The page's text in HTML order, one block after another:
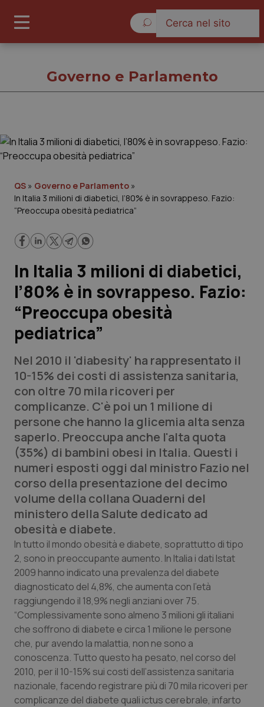
Governo e Parlamento
Regioni e Asl
Lavoro e Professioni
Scienza e Farmaci
Studi e Analisi
Lettere al direttore
Edizioni Regionali
QS Pro
Professionisti Sanitari.AI
Abruzzo
Basilicata
Calabria
Campania
Emilia-Romagna
Friuli Venezia Giulia
Lazio
Liguria
QS Pro Gold
Artrite & artrosi
Asma & BPCO
Car-T
Colesterolo & coronaropatie
Dermatite Atopica
Diabete & glucometri
Disturbi dell’umore
QS Club Newsletter
Governo e Parlamento
QS » Governo e Parlamento »
In Italia 3 milioni di diabetici, l’80% è in sovrappeso. Fazio:
“Preoccupa obesità pediatrica”
In Italia 3 milioni di diabetici,
l’80% è in sovrappeso. Fazio:
“Preoccupa obesità
pediatrica”
Nel 2010 il 'diabesity' ha rappresentato il
10-15% dei costi di assistenza sanitaria,
con oltre 70 mila ricoveri per
complicanze. C'è poi un 1 milione di
persone che hanno la glicemia alta senza
saperlo. Preoccupa anche l'alta quota
(35%) di bambini obesi in Italia. Questi i
numeri esposti oggi dal ministro Fazio nel
corso della presentazione del decimo
volume della collana Quaderni del
ministero della Salute dedicato ad
obesità e diabete.
In tutto il mondo obesità e diabete, soprattutto di tipo
2, sono in preoccupante aumento. In Italia i dati Istat
2009 hanno indicato una prevalenza del diabete
diagnosticato del 4,8%, che aumenta con l’età
raggiungendo il 18,9% negli anziani over 75.
“Complessivamente sono almeno 3 milioni gli italiani
che soffrono di diabete e circa 1 milione le persone
che, pur avendo la malattia, non ne sono a
conoscenza. Tutto questo ha pesato, nel corso del
2010, per il 10-15% sui costi dell’assistenza sanitaria
nazionale, facendo registrare più di 70 mila ricoveri per
complicanze del diabete quali ictus cerebrale, infarto